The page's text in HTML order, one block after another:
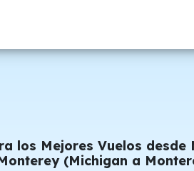
los Mejores Vuelos desde
(Michigan a